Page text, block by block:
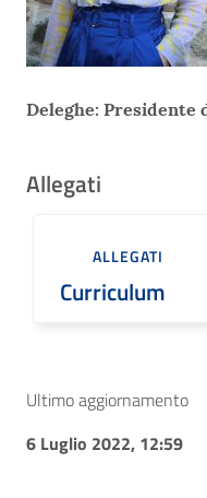
Deleghe: Presidente
Allegati
ALLEGATI
Curriculum
Ultimo aggiornamento
6 Luglio 2022, 12:59